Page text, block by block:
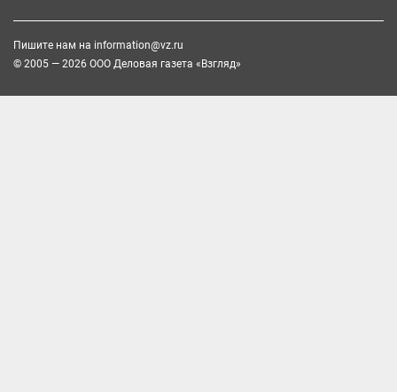
Пишите нам на information@vz.ru
© 2005 — 2026 ООО Деловая газета «Взгляд»